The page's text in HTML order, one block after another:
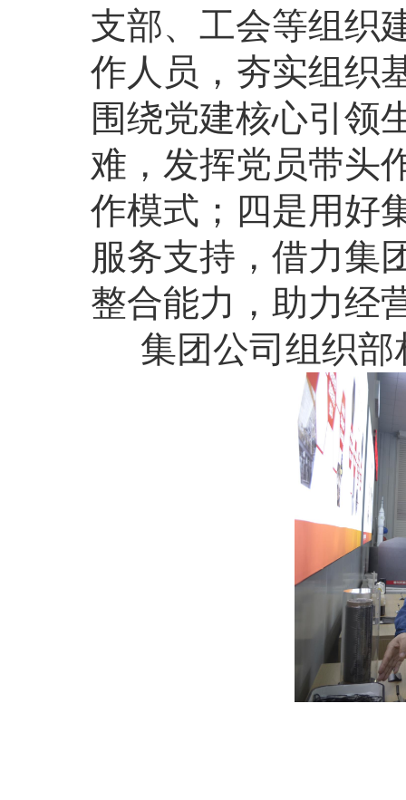
支部、工会等组织
作人员，夯实组织
围绕党建核心引领
难，发挥党员带头
作模式；四是用好
服务支持，借力集
整合能力，助力经
集团公司组织部